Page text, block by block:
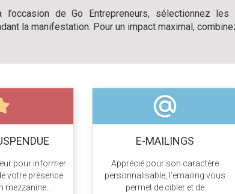
de Go Entrepreneurs, sélectionnez les
la manifestation. Pour un impact maximal,
pour informer
votre présence.
mezzanine...
E-MAILINGS
Apprécié pour son caractère
personnalisable, l’emailing vous
permet de cibler et de